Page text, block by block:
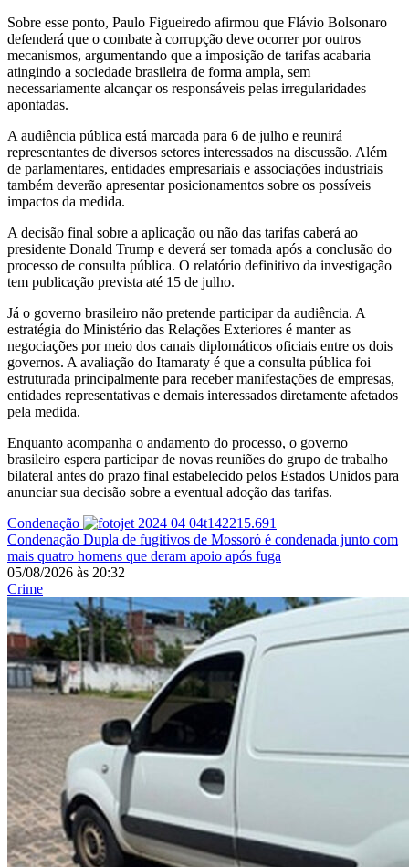
Sobre esse ponto, Paulo Figueiredo afirmou que Flávio Bolsonaro
defenderá que o combate à corrupção deve ocorrer por outros
mecanismos, argumentando que a imposição de tarifas acabaria
atingindo a sociedade brasileira de forma ampla, sem
necessariamente alcançar os responsáveis pelas irregularidades
apontadas.
A audiência pública está marcada para 6 de julho e reunirá
representantes de diversos setores interessados na discussão. Além
de parlamentares, entidades empresariais e associações industriais
também deverão apresentar posicionamentos sobre os possíveis
impactos da medida.
A decisão final sobre a aplicação ou não das tarifas caberá ao
presidente Donald Trump e deverá ser tomada após a conclusão do
processo de consulta pública. O relatório definitivo da investigação
tem publicação prevista até 15 de julho.
Já o governo brasileiro não pretende participar da audiência. A
estratégia do Ministério das Relações Exteriores é manter as
negociações por meio dos canais diplomáticos oficiais entre os dois
governos. A avaliação do Itamaraty é que a consulta pública foi
estruturada principalmente para receber manifestações de empresas,
entidades representativas e demais interessados diretamente afetados
pela medida.
Enquanto acompanha o andamento do processo, o governo
brasileiro espera participar de novas reuniões do grupo de trabalho
bilateral antes do prazo final estabelecido pelos Estados Unidos para
anunciar sua decisão sobre a eventual adoção das tarifas.
Condenação
Condenação Dupla de fugitivos de Mossoró é condenada junto com
mais quatro homens que deram apoio após fuga
05/08/2026 às 20:32
Crime